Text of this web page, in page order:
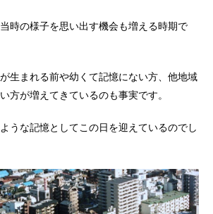
時の様子を思い出す機会も増える時期で
生まれる前や幼くて記憶にない方、他地域
方が増えてきているのも事実です。
うな記憶としてこの日を迎えているのでし